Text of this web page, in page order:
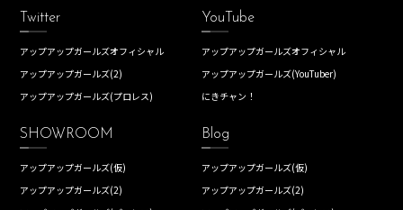
Twitter
アップアップガールズオフィシャル
アップアップガールズ(2)
アップアップガールズ(プロレス)
YouTube
アップアップガールズオフィシャル
アップアップガールズ(YouTuber)
にきチャン！
SHOWROOM
アップアップガールズ(仮)
アップアップガールズ(2)
Blog
アップアップガールズ(仮)
アップアップガールズ(2)